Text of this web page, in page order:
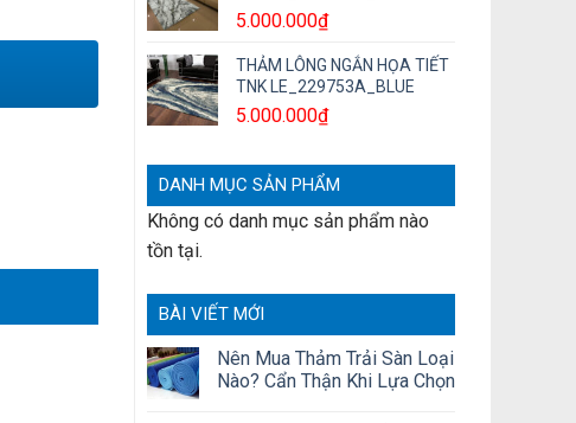
5.000.000₫
THẢM LÔNG NGẮN HỌA TIẾT
TNK LE_229753A_BLUE
5.000.000₫
DANH MỤC SẢN PHẨM
Không có danh mục sản phẩm nào
tồn tại.
BÀI VIẾT MỚI
Nên Mua Thảm Trải Sàn Loại
Nào? Cẩn Thận Khi Lựa Chọn